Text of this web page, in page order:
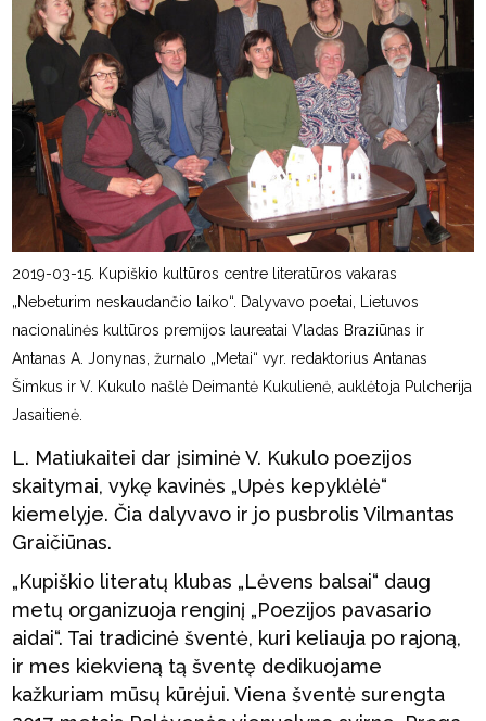
2019-03-15. Kupiškio kultūros centre literatūros vakaras
„Nebeturim neskaudančio laiko“. Dalyvavo poetai, Lietuvos
nacionalinės kultūros premijos laureatai Vladas Braziūnas ir
Antanas A. Jonynas, žurnalo „Metai“ vyr. redaktorius Antanas
Šimkus ir V. Kukulo našlė Deimantė Kukulienė, auklėtoja Pulcherija
Jasaitienė.
L. Matiukaitei dar įsiminė V. Kukulo poezijos
skaitymai, vykę kavinės „Upės kepyklėlė“
kiemelyje. Čia dalyvavo ir jo pusbrolis Vilmantas
Graičiūnas.
„Kupiškio literatų klubas „Lėvens balsai“ daug
metų organizuoja renginį „Poezijos pavasario
aidai“. Tai tradicinė šventė, kuri keliauja po rajoną,
ir mes kiekvieną tą šventę dedikuojame
kažkuriam mūsų kūrėjui. Viena šventė surengta